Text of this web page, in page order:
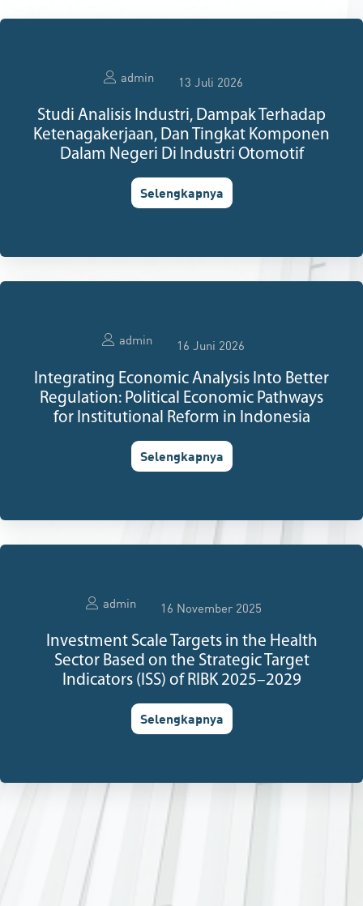
admin 13 Juli 2026
Studi Analisis Industri, Dampak Terhadap
Ketenagakerjaan, Dan Tingkat Komponen
Dalam Negeri Di Industri Otomotif
Selengkapnya
admin 16 Juni 2026
Integrating Economic Analysis Into Better
Regulation: Political Economic Pathways
for Institutional Reform in Indonesia
Selengkapnya
admin 16 November 2025
Investment Scale Targets in the Health
Sector Based on the Strategic Target
Indicators (ISS) of RIBK 2025–2029
Selengkapnya